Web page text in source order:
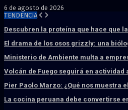
6 de agosto de 2026
TENDENCIA
Descubren la proteína que hace que
El drama de los osos grizzly: una
Ministerio de Ambiente multa a
Volcán de Fuego seguirá en actividad
Pier Paolo Marzo: ¿Qué nos muestra
La cocina peruana debe convertirse